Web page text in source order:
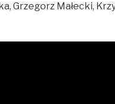
Grzegorz Małecki,